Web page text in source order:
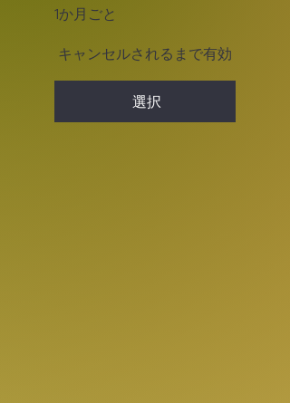
1か月ごと
キャンセルされるまで有効
選択